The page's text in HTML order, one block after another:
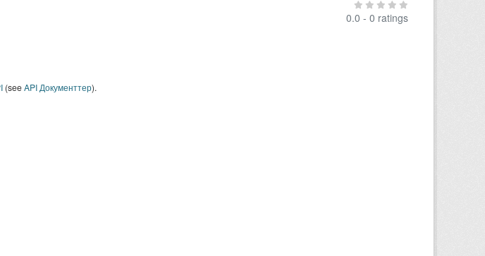
0.0 - 0 ratings
(seeAPI Документтер).